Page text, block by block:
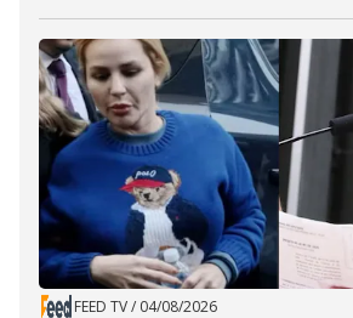
FEED TV/ 04/08/2026